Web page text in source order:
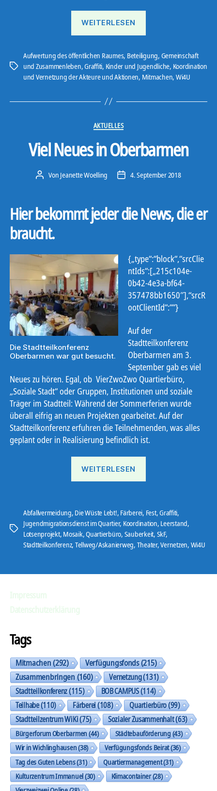
WEITERLESEN
Kunst“
Schlagwörter
Aufwertung des öffentlichen Raumes, Beteiligung, Gemeinschaft
und Zusammenleben,Graffiti, Kinder und Jugendliche, Koordination
und Vernetzung der Akteure und Aktionen, Mitmachen, Wi4U
Kategorien
AKTUELLES
Viel Neues in Oberbarmen
Beitragsautor
Von Jeanette Woelling Veröffentlichungsdatum
4. September 2018
Hier bekommt jeder die News, die er
braucht.
Die Stadtteilkonferenz
Oberbarmen war gut besucht.
{„type“:“block“,“srcClie
ntIds“:[„215c104e-
0b42-4e3a-bf64-
357478bb1650″],“srcR
ootClientId“:““}
Auf der
Stadtteilkonferenz
Oberbarmen am 3.
September gab es viel
Neues zu hören. Egal, ob VierZwoZwo Quartierbüro,
„Soziale Stadt“ oder Gruppen, Institutionen und soziale
Träger im Stadtteil: Während der Sommerferien wurde
überall eifrig an neuen Projekten gearbeitet. Auf der
Stadtteilkonferenz erfuhren die Teilnehmenden, was alles
geplant oder in Realisierung befindlich ist.
WEITERLESEN
Schlagwörter
Abfallvermeidung, Die Wüste Lebt!, Färberei, Fest,Graffiti,
Jugendmigrationsdienst im Quartier, Koordination, Leerstand,
Lotsenprojekt, Mosaik,Quartierbüro, Sauberkeit, SkF,
Stadtteilkonferenz, Tellweg/Askanierweg, Theater,Vernetzen, Wi4U
Tags
Mitmachen(292) Verfügungsfonds(215)
Zusammenbringen(160) Vernetzung(131)
Stadtteilkonferenz(115) BOB CAMPUS(114)
Teilhabe(110) Färberei(108) Quartierbüro(99)
Stadtteilzentrum WiKi(75) Sozialer Zusammenhalt(63)
Bürgerforum Oberbarmen(44) Städtebauförderung(43)
Wir in Wichlinghausen(38) Verfügungsfonds Beirat(36)
Tag des Guten Lebens(31) Quartiermanagement(31)
Kulturzentrum Immanuel(30) Klimacontainer(28)